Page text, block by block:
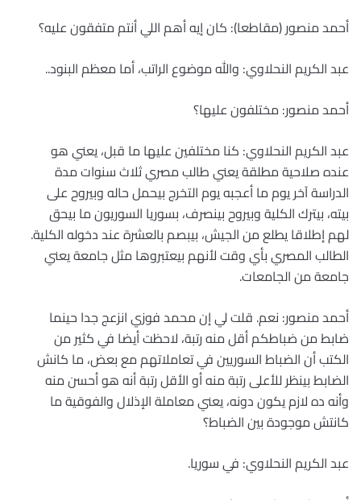
أحمد منصور (مقاطعا): كان إيه أهم اللي أنتم متفقون عليه؟
عبد الكريم النحلاوي: والله موضوع الراتب، أما معظم البنود..
أحمد منصور: مختلفون عليها؟
عبد الكريم النحلاوي: كنا مختلفين عليها ما قبل، يعني هو
عنده صلاحية مطلقة يعني طالب مصري ثلاث سنوات مدة
الدراسة آخر يوم ما أعجبه يوم التخرج بيحمل حاله وبيروح على
بيته، بيترك الكلية وبيروح بينصرف، بسوريا السوريون ما بيحق
لهم إطلاقا يطلع من الجيش، بيبصم بالعشرة عند دخوله الكلية.
الطالب المصري بأي وقت لأنهم بيعتبروها مثل جامعة يعني
جامعة من الجامعات.
أحمد منصور: نعم. قلت لي إن محمد فوزي انزعج جدا حينما
ضابط من ضباطكم أقل منه رتبة، لاحظت أيضا في كثير من
الكتب أن الضباط السوريين في تعاملاتهم مع بعض، ما كانش
الضابط بينظر للأعلى رتبة منه أو الأقل رتبة أنه هو أحسن منه
وأنه ده لازم يكون دونه، يعني معاملة الإذلال والفوقية ما
كانتش موجودة بين الضباط؟
عبد الكريم النحلاوي: في سوريا.